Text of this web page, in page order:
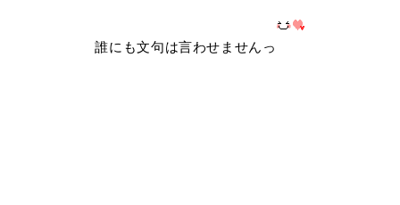
誰にも文句は言わせませんっ